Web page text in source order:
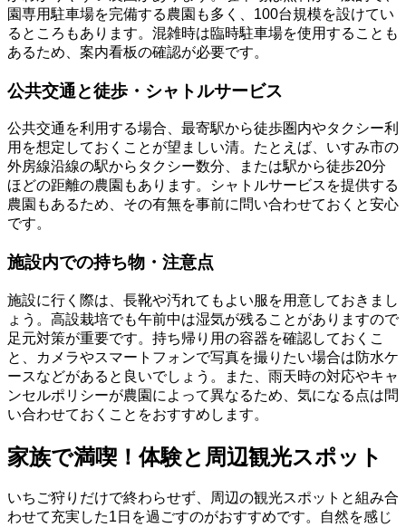
園専用駐車場を完備する農園も多く、100台規模を設けてい
るところもあります。混雑時は臨時駐車場を使用することも
あるため、案内看板の確認が必要です。
公共交通と徒歩・シャトルサービス
公共交通を利用する場合、最寄駅から徒歩圏内やタクシー利
用を想定しておくことが望ましい清。たとえば、いすみ市の
外房線沿線の駅からタクシー数分、または駅から徒歩20分
ほどの距離の農園もあります。シャトルサービスを提供する
農園もあるため、その有無を事前に問い合わせておくと安心
です。
施設内での持ち物・注意点
施設に行く際は、長靴や汚れてもよい服を用意しておきまし
ょう。高設栽培でも午前中は湿気が残ることがありますので
足元対策が重要です。持ち帰り用の容器を確認しておくこ
と、カメラやスマートフォンで写真を撮りたい場合は防水ケ
ースなどがあると良いでしょう。また、雨天時の対応やキャ
ンセルポリシーが農園によって異なるため、気になる点は問
い合わせておくことをおすすめします。
家族で満喫！体験と周辺観光スポット
いちご狩りだけで終わらせず、周辺の観光スポットと組み合
わせて充実した1日を過ごすのがおすすめです。自然を感じ